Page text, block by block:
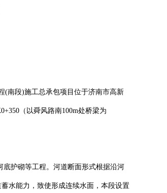
(南段)施工总承包项目位于济南市高新
（以舜风路南100m处桥梁为
底护砌等工程。河道断面形式根据沿河
水能力，致使形成连续水面，本段设置